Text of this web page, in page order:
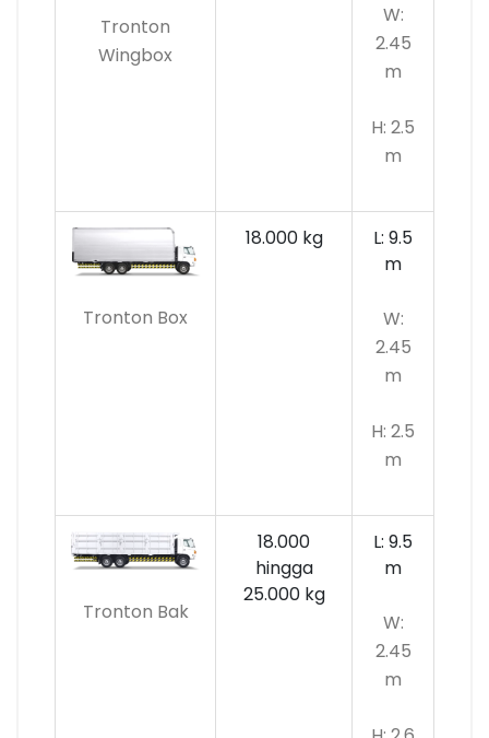
Tronton
Wingbox
W:
2.45
m
H: 2.5
m
Tronton Box
18.000 kg
L: 9.5
m
W:
2.45
m
H: 2.5
m
Tronton Bak
18.000
hingga
25.000 kg
L: 9.5
m
W:
2.45
m